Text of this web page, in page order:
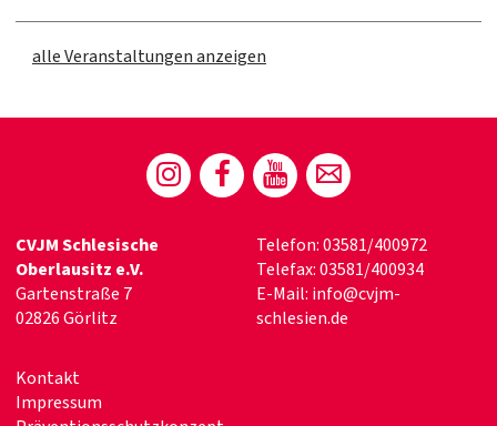
alle Veranstaltungen anzeigen
CVJM Schlesische
Oberlausitz e.V.
Gartenstraße 7
02826 Görlitz
Telefon: 03581/400972
Telefax: 03581/400934
E-Mail: info@cvjm-
schlesien.de
Kontakt
Impressum